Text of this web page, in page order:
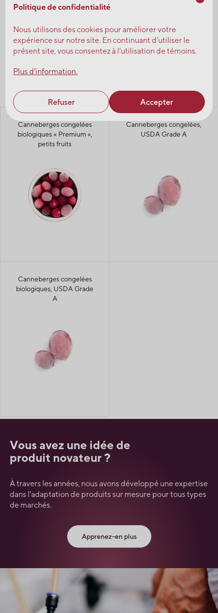
Demandez un échantillon
Consultez nos experts
Canneberges congelées
biologiques « Premium »,
petits fruits
Canneberges congelées,
USDA Grade A
Canneberges congelées
biologiques, USDA Grade
A
Vous avez une idée de
produit novateur ?
À travers les années, nous avons développé une expertise
dans l’adaptation de produits sur mesure pour tous types
de marchés.
Apprenez-en plus
Politique de confidentialité
Nous utilisons des cookies pour améliorer votre
expérience sur notre site. En continuant d’utiliser le
présent site, vous consentez à l’utilisation de témoins.
Plus d'information.
Refuser Accepter